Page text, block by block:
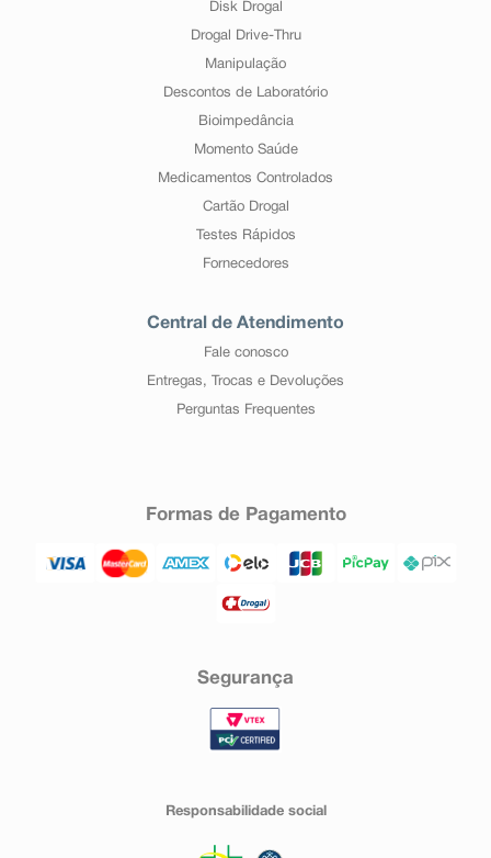
Disk Drogal
Drogal Drive-Thru
Manipulação
Descontos de Laboratório
Bioimpedância
Momento Saúde
Medicamentos Controlados
Cartão Drogal
Testes Rápidos
Fornecedores
Central de Atendimento
Fale conosco
Entregas, Trocas e Devoluções
Perguntas Frequentes
Formas de Pagamento
Segurança
Responsabilidade social